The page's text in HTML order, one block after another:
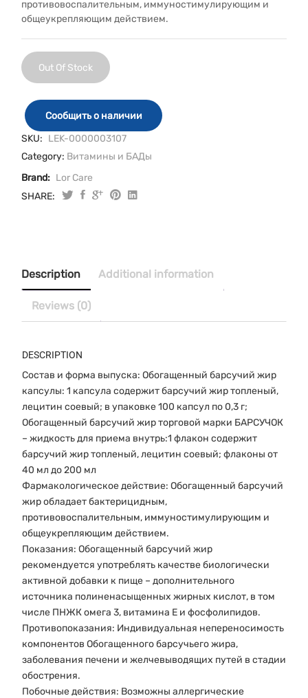
противовоспалительным, иммуностимулирующим и
общеукрепляющим действием.
Out Of Stock
Сообщить о наличии
SKU: LEK-0000003107
Category: Витамины и БАДы
Brand: Lor Care
SHARE:
Description Additional information
Reviews (0)
DESCRIPTION
Состав и форма выпуска: Обогащенный барсучий жир
капсулы: 1 капсула содержит барсучий жир топленый,
лецитин соевый; в упаковке 100 капсул по 0,3 г;
Обогащенный барсучий жир торговой марки БАРСУЧОК
– жидкость для приема внутрь:1 флакон содержит
барсучий жир топленый, лецитин соевый; флаконы от
40 мл до 200 мл
Фармакологическое действие: Обогащенный барсучий
жир обладает бактерицидным,
противовоспалительным, иммуностимулирующим и
общеукрепляющим действием.
Показания: Обогащенный барсучий жир
рекомендуется употреблять качестве биологически
активной добавки к пище – дополнительного
источника полиненасыщенных жирных кислот, в том
числе ПНЖК омега 3, витамина Е и фосфолипидов.
Противопоказания: Индивидуальная непереносимость
компонентов Обогащенного барсучьего жира,
заболевания печени и желчевыводящих путей в стадии
обострения.
Побочные действия: Возможны аллергические